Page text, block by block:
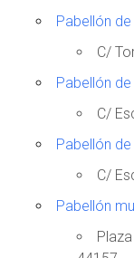
Pabellón
C/
Pabellón
C/
Pabellón
C/
Pabellón